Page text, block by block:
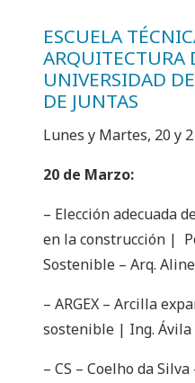
ESCUELA
ARQUITECTURA
UNIVERSIDAD
DE JUNTAS
Lunes y Martes, 20 y
20 de Marzo:
– Elección adecuada
en la construcción |
Sostenible – Arq.
– ARGEX – Arcilla
sostenible | Ing. Ávila
– CS – Coelho da